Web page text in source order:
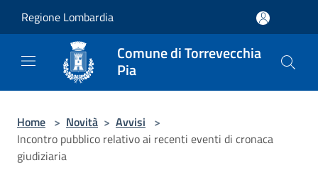
Regione Lombardia
Comune di Torrevecchia
Pia
Home > Novità > Avvisi >
Incontro pubblico relativo ai recenti eventi di cronaca
giudiziaria